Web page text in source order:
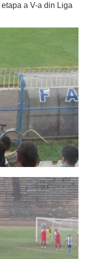
a V-a din Liga